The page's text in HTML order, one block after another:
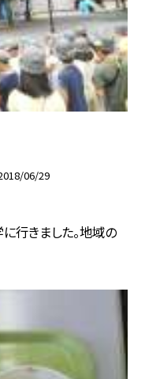
06/29
に行きました。地域の